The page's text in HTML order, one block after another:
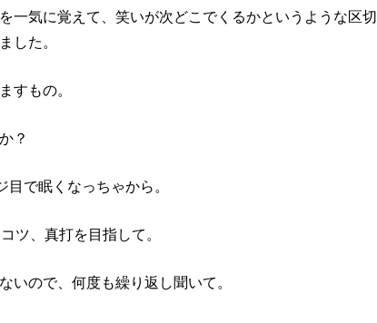
一気に覚えて、笑いが次どこでくるかというような区切
した。
すもの。
？
で眠くなっちゃから。
ツ、真打を目指して。
いので、何度も繰り返し聞いて。